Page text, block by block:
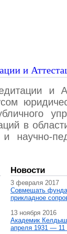
и
и
в
научно-
Новости
3 февраля 2017
Совмещать
прикладное
13 ноября 2016
Академик
апреля 1931 — 11